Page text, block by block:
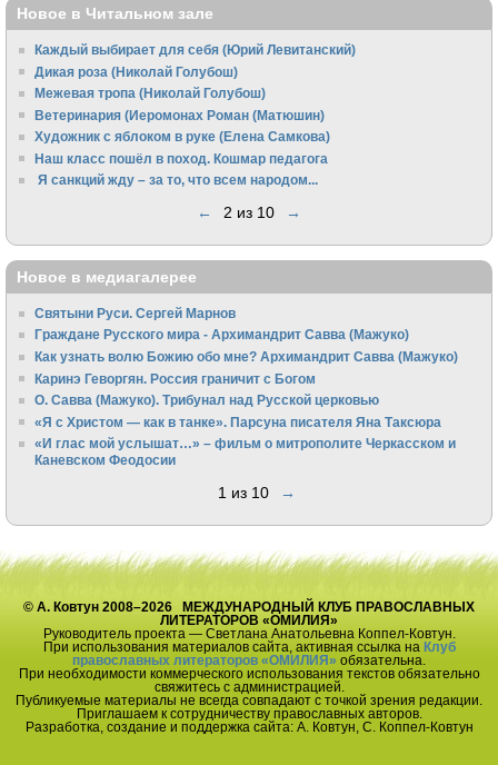
Новое в Читальном зале
Каждый выбирает для себя (Юрий Левитанский)
Дикая роза (Николай Голубош)
Межевая тропа (Николай Голубош)
Ветеринария (Иеромонах Роман (Матюшин)
Художник с яблоком в руке (Елена Самкова)
Наш класс пошёл в поход. Кошмар педагога
Я санкций жду – за то, что всем народом...
← 2 из 10 →
Новое в медиагалерее
Святыни Руси. Сергей Марнов
Граждане Русского мира - Архимандрит Савва (Мажуко)
Как узнать волю Божию обо мне? Архимандрит Савва (Мажуко)
Каринэ Геворгян. Россия граничит с Богом
О. Савва (Мажуко). Трибунал над Русской церковью
«Я с Христом — как в танке». Парсуна писателя Яна Таксюра
«И глас мой услышат…» – фильм о митрополите Черкасском и
Каневском Феодосии
1 из 10 →
© А. Ковтун 2008–2026 МЕЖДУНАРОДНЫЙ КЛУБ ПРАВОСЛАВНЫХ
ЛИТЕРАТОРОВ «ОМИЛИЯ»
Руководитель проекта — Светлана Анатольевна Коппел-Ковтун.
При использования материалов сайта, активная ссылка на Клуб
православных литераторов «ОМИЛИЯ» обязательна.
При необходимости коммерческого использования текстов обязательно
свяжитесь с администрацией.
Публикуемые материалы не всегда совпадают с точкой зрения редакции.
Приглашаем к сотрудничеству православных авторов.
Разработка, создание и поддержка сайта: А. Ковтун, С. Коппел-Ковтун